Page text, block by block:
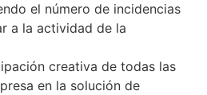
el número de incidencias
a la actividad de la
creativa de todas las
en la solución de